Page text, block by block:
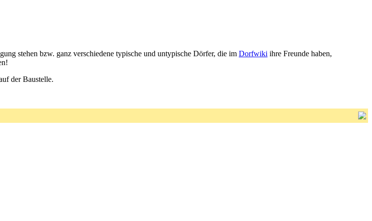
stehen bzw. ganz verschiedene typische und untypische Dörfer, die im Dorfwiki ihre Freunde haben,
der Baustelle.